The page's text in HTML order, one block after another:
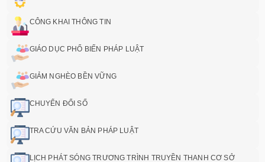
CÔNG KHAI THÔNG TIN
GIÁO DỤC PHỔ BIẾN PHÁP LUẬT
GIẢM NGHÈO BỀN VỮNG
CHUYỂN ĐỔI SỐ
TRA CỨU VĂN BẢN PHÁP LUẬT
LỊCH PHÁT SÓNG TRƯƠNG TRÌNH TRUYỀN THANH CƠ SỞ